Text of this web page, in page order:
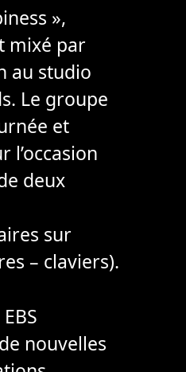
»,
mixé par
au studio
Le groupe
et
l’occasion
deux
sur
– claviers).
nouvelles